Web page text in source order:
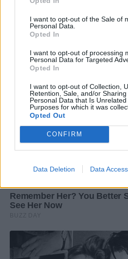
I want to opt-out of the Sale of
Personal Data.
Opted In
I want to opt-out of processing
Personal Data for Targeted
Opted In
I want to opt-out of Collection,
Retention, Sale, and/or
Personal Data that Is
Purposes for which it was
Opted Out
CONFIRM
Data Deletion Data Access